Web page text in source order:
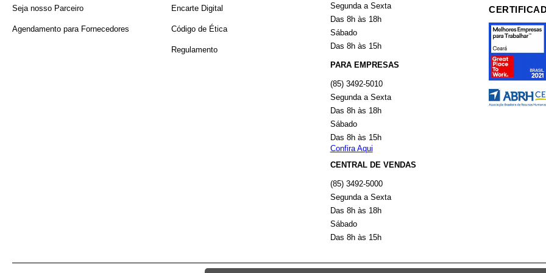
Seja nosso Parceiro
Agendamento para Fornecedores
Encarte Digital
Código de Ética
Regulamento
Segunda a Sexta
Das 8h às 18h
Sábado
Das 8h às 15h
PARA EMPRESAS
(85) 3492-5010
Segunda a Sexta
Das 8h às 18h
Sábado
Das 8h às 15h
Confira Aqui
CENTRAL DE VENDAS
(85) 3492-5000
Segunda a Sexta
Das 8h às 18h
Sábado
Das 8h às 15h